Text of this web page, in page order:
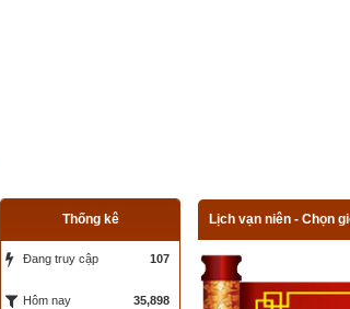
Lịch vạn niên - Chọn
Thống kê
Đang truy cập 107
Hôm nay 35,898